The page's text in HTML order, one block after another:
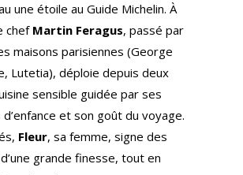
une étoile au Guide Michelin. À
chef Martin Feragus, passé par
maisons parisiennes (George
Lutetia), déploie depuis deux
sensible guidée par ses
et son goût du voyage.
Fleur, sa femme, signe des
grande finesse, tout en